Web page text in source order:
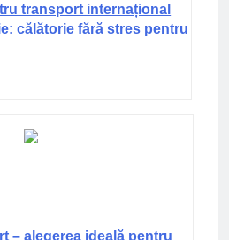
transport internațional
călătorie fără stres pentru
– alegerea ideală pentru